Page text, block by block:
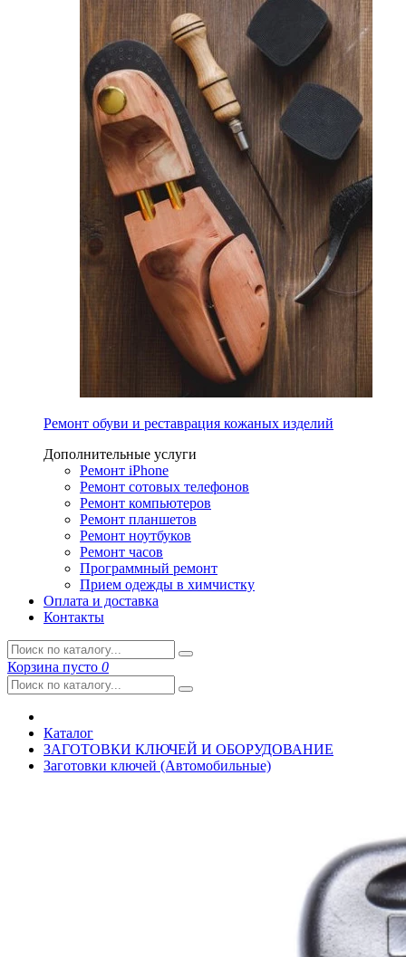
Ремонт обуви и реставрация кожаных изделий
Дополнительные услуги
Ремонт iPhone
Ремонт сотовых телефонов
Ремонт компьютеров
Ремонт планшетов
Ремонт ноутбуков
Ремонт часов
Программный ремонт
Прием одежды в химчистку
Оплата и доставка
Контакты
Корзина пусто 0
Каталог
ЗАГОТОВКИ КЛЮЧЕЙ И ОБОРУДОВАНИЕ
Заготовки ключей (Автомобильные)